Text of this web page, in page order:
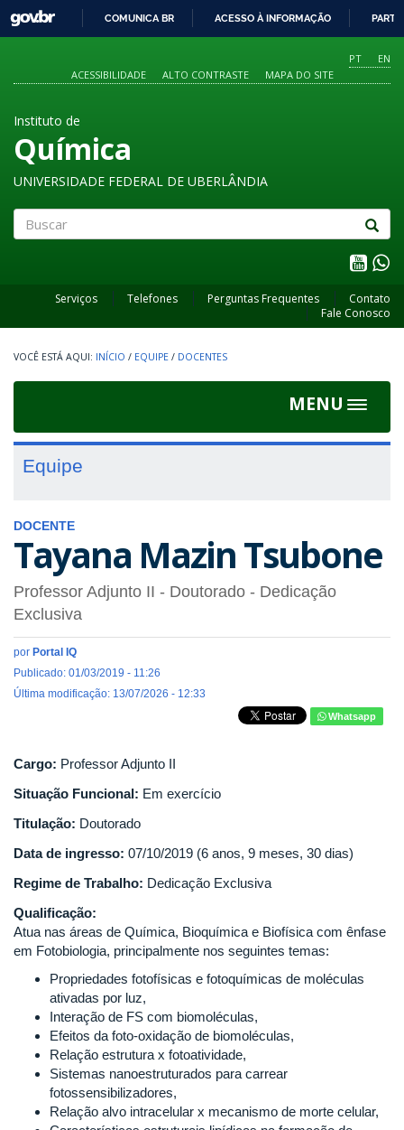
O
CONTEÚDO
GOVBR
COMUNICA BR ACESSO À INFORMAÇÃO
PT
EN
ACESSIBILIDADE
ALTO CONTRASTE MAPA DO SITE
Instituto de
Química
UNIVERSIDADE FEDERAL DE UBERLÂNDIA
Serviços Telefones Perguntas Frequentes
Contato
Fale Conosco
INÍCIO / EQUIPE / DOCENTES
MENU
Toggle
Equipe
DOCENTE
Tayana Mazin Tsubone
Professor Adjunto II - Doutorado - Dedicação
Exclusiva
por Portal IQ
Publicado: 01/03/2019 - 11:26
Última modificação: 13/07/2026 - 12:33
Whatsapp
Cargo: Professor Adjunto II
Situação Funcional: Em exercício
Titulação: Doutorado
Data de ingresso: 07/10/2019 (6 anos, 9 meses, 30 dias)
Regime de Trabalho: Dedicação Exclusiva
Qualificação:
Atua nas áreas de Química, Bioquímica e Biofísica com ênfase
em Fotobiologia, principalmente nos seguintes temas:
Propriedades fotofísicas e fotoquímicas de moléculas
ativadas por luz,
Interação de FS com biomoléculas,
Efeitos da foto-oxidação de biomoléculas,
Relação estrutura x fotoatividade,
Sistemas nanoestruturados para carrear
fotossensibilizadores,
Relação alvo intracelular x mecanismo de morte celular,